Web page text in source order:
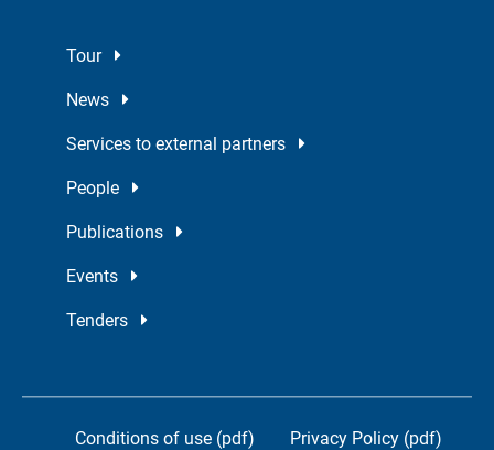
Tour
News
Services to external partners
People
Publications
Events
Tenders
Conditions of use (pdf) Privacy Policy (pdf)